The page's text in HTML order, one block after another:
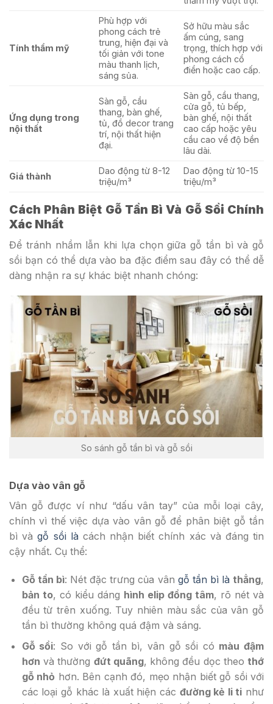
Tính thẩm mỹ
Phù hợp với
phong cách trẻ
trung, hiện đại và
tối giản với tone
màu thanh lịch,
sáng sủa.
Sở hữu màu sắc
ấm cúng, sang
trọng, thích hợp với
phong cách cổ
điển hoặc cao cấp.
Ứng dụng trong
nội thất
Sàn gỗ, cầu
thang, bàn ghế,
tủ, đồ decor trang
trí, nội thất hiện
đại.
Sàn gỗ, cầu thang,
cửa gỗ, tủ bếp,
bàn ghế, nội thất
cao cấp hoặc yêu
cầu cao về độ bền
lâu dài.
Giá thành
Dao động từ 8-12
triệu/m³
Dao động từ 10-15
triệu/m³
Cách Phân Biệt Gỗ Tần Bì Và Gỗ Sồi Chính
Xác Nhất
Để tránh nhầm lẫn khi lựa chọn giữa gỗ tần bì và gỗ
sồi bạn có thể dựa vào ba đặc điểm sau đây có thể dễ
dàng nhận ra sự khác biệt nhanh chóng:
So sánh gỗ tần bì và gỗ sồi
Dựa vào vân gỗ
Vân gỗ được ví như “dấu vân tay” của mỗi loại cây,
chính vì thế việc dựa vào vân gỗ để phân biệt gỗ tần
bì vàgỗ sồi là cách nhận biết chính xác và đáng tin
cậy nhất. Cụ thể:
Gỗ tần bì: Nét đặc trưng của vân gỗ tần bì là thẳng,
bản to, có kiểu dáng hình elip đồng tâm, rõ nét và
đều từ trên xuống. Tuy nhiên màu sắc của vân gỗ
tần bì thường không quá đậm và sáng.
Gỗ sồi: So với gỗ tần bì, vân gỗ sồi có màu đậm
hơn và thường đứt quãng, không đều dọc theothớ
gỗ nhỏ hơn. Bên cạnh đó, mẹo nhận biết gỗ sồi với
các loại gỗ khác là xuất hiện các đường kẻ li ti như